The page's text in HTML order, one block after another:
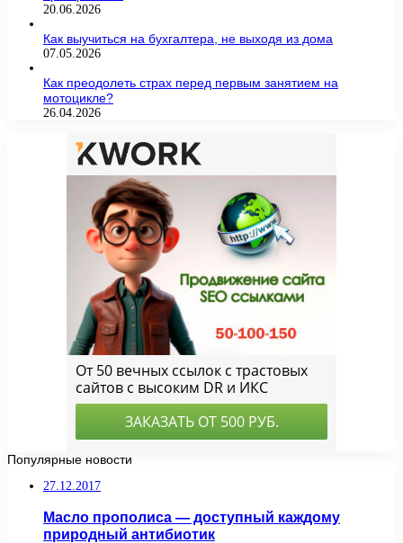
20.06.2026
Как выучиться на бухгалтера, не выходя из дома
07.05.2026
Как преодолеть страх перед первым занятием на
мотоцикле?
26.04.2026
Популярные новости
27.12.2017
Масло прополиса — доступный каждому
природный антибиотик